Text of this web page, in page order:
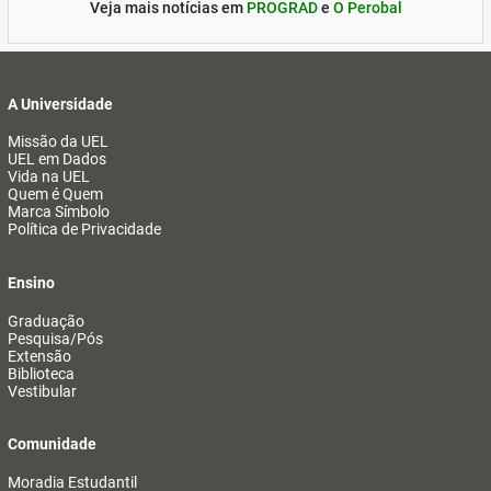
Veja mais notícias em PROGRADe O Perobal
A Universidade
Missão da UEL
UEL em Dados
Vida na UEL
Quem é Quem
Marca Símbolo
Política de Privacidade
Ensino
Graduação
Pesquisa/Pós
Extensão
Biblioteca
Vestibular
Comunidade
Moradia Estudantil